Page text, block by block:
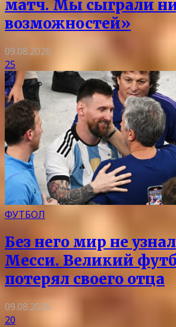
матч. Мы сыграли
возможностей»
09.08.2026
25
ФУТБОЛ
Без него мир не
Месси. Великий
потерял своего отца
09.08.2026
20